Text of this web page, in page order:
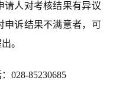
请人对考核结果有异议
申诉结果不满意者，可
。
028-85230685